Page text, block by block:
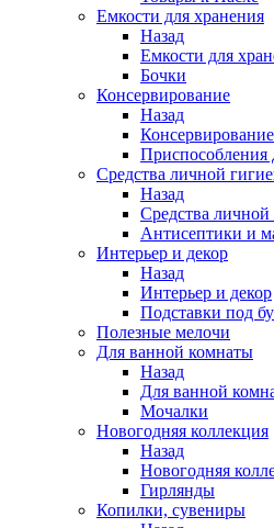
Емкости для хранения
Назад
Емкости для
Бочки
Консервирование
Назад
Консервирование
Приспособления
Средства личной
Назад
Средства
Антисептики и
Интерьер и декор
Назад
Интерьер и декор
Подставки под
Полезные мелочи
Для ванной комнаты
Назад
Для ванной
Мочалки
Новогодняя коллекция
Назад
Новогодняя
Гирлянды
Копилки, сувениры